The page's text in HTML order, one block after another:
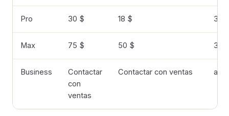
Pro 30 $ 18 $ 3 h/
Max 75 $ 50 $ 3 h/
Business
Contactar
con
ventas
Contactar con ventas a